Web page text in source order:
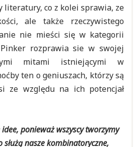
literatury, co z kolei sprawia, ze
ale także rzeczywistego
nie mieści się w kategorii
rozprawia sie w swojej
mitami istniejącymi w
ten o geniuszach, którzy są
ze względu na ich potencjał
ponieważ wszyscy tworzymy
nasze kombinatoryczne,